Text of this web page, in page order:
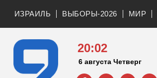
ИЗРАИЛЬ ВЫБОРЫ-2026 МИР
20:02
6 августа Четверг